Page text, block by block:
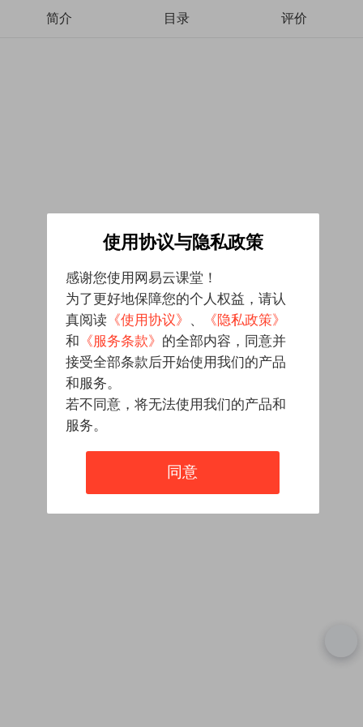
简介 目录 评价
使用协议与隐私政策
感谢您使用网易云课堂！
为了更好地保障您的个人权益，请认
真阅读 《使用协议》 、
《隐私政策》
和 《服务条款》 的全部内容，同意并
接受全部条款后开始使用我们的产品
和服务。
若不同意，将无法使用我们的产品和
服务。
同意